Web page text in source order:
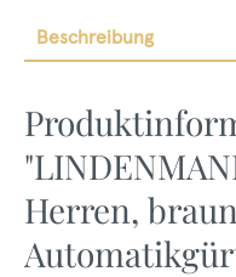
Beschreibung
Herren,